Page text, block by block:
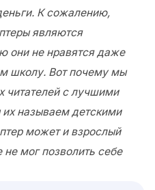
К сожалению,
являются
они не нравятся даже
школу. Вот почему мы
читателей с лучшими
называем детскими
может и взрослый
не мог позволить себе